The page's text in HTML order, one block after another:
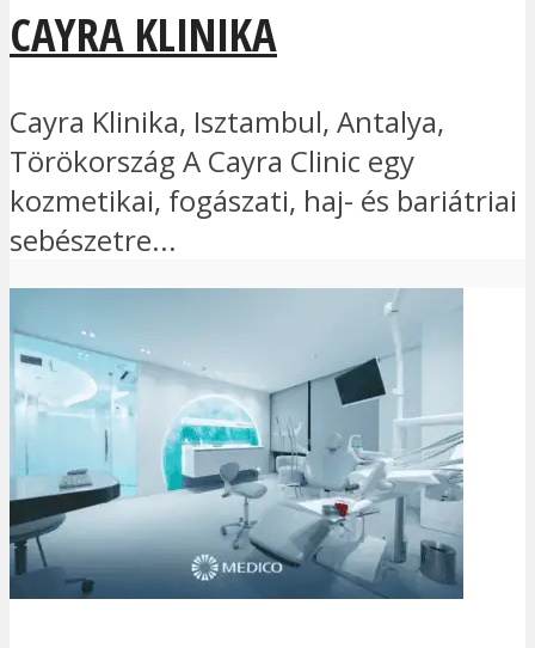
CAYRA KLINIKA
Cayra Klinika, Isztambul, Antalya,
Törökország A Cayra Clinic egy
kozmetikai, fogászati, haj- és bariátriai
sebészetre...